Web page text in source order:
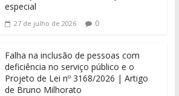
especial
27 de julho de 2026 0
Falha na inclusão de pessoas com
deficiência no serviço público e o
Projeto de Lei nº 3168/2026 | Artigo
de Bruno Milhorato